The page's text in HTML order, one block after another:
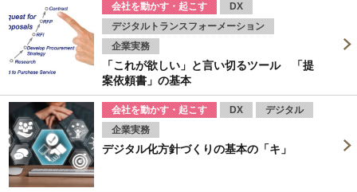
会社を動かす・起こす
DX
デジタルトランスフォーメーション
企業実務
「これが欲しい」と言い切るツール 「提
案依頼書」の基本
会社を動かす・起こす DX
デジタル
企業実務
デジタル化方針づくりの基本の「キ」